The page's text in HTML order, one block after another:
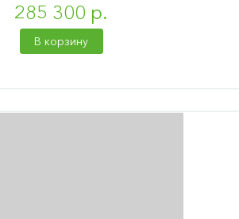
285 300 р.
В корзину